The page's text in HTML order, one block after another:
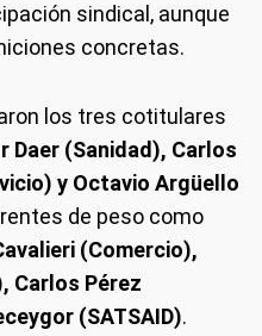
sindical, aunque
concretas.
los tres cotitulares
Daer (Sanidad), Carlos
y Octavio Argüello
de peso como
(Comercio),
Carlos Pérez
(SATSAID).